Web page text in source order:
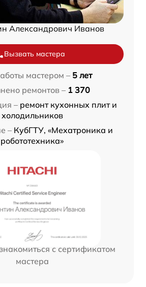
Александрович Иванов
Вызвать мастера
мастером – 5 лет
ремонтов – 1 370
– ремонт кухонных плит и
холодильников
– КубГТУ, «Мехатроника и
робототехника»
с сертификатом
мастера